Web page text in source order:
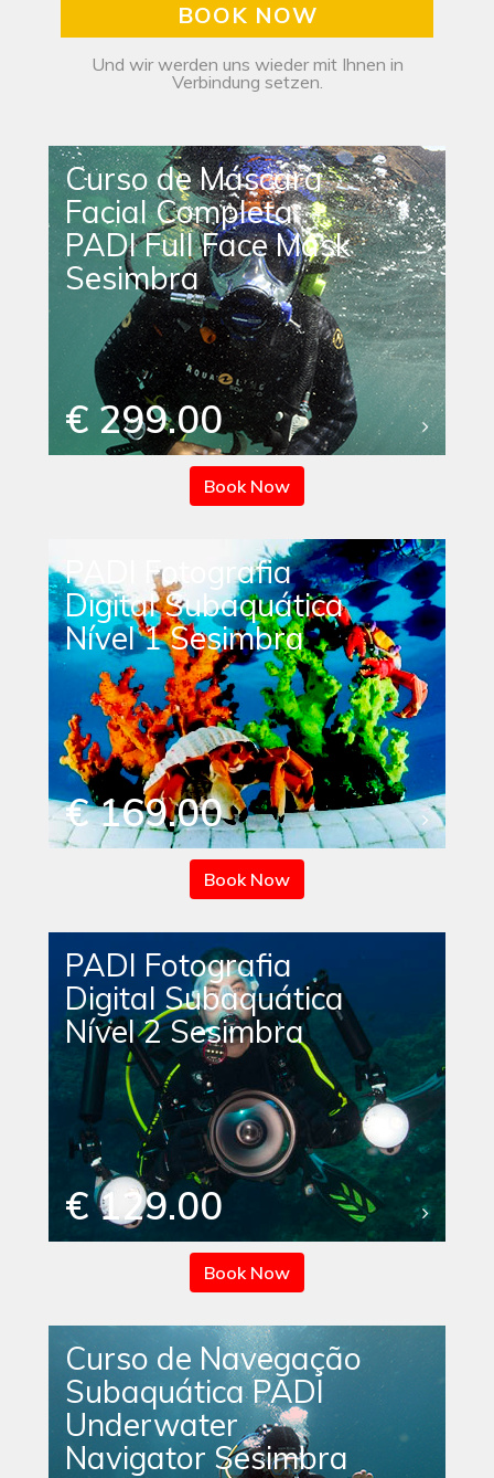
BOOK NOW
Und wir werden uns wieder mit Ihnen in
Verbindung setzen.
Curso de Máscara
Facial Completa
PADI Full Face Mask
Sesimbra
€ 299.00
Book Now
PADI Fotografia
Digital Subaquática
Nível 1 Sesimbra
€ 169.00
Book Now
PADI Fotografia
Digital Subaquática
Nível 2 Sesimbra
€ 129.00
Book Now
Curso de Navegação
Subaquática PADI
Underwater
Navigator Sesimbra